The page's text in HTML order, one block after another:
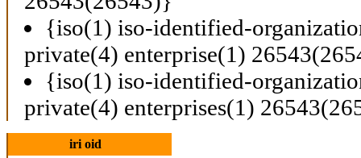
{iso(1) iso-identified-
private(4) enterprise(1)
{iso(1) iso-identified-
private(4) enterprises(1)
iri oid